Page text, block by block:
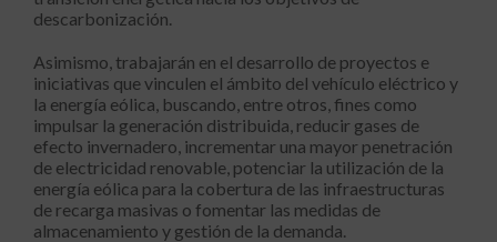
descarbonización.
Asimismo, trabajarán en el desarrollo de proyectos e
iniciativas que vinculen el ámbito del vehículo eléctrico y
la energía eólica, buscando, entre otros, fines como
impulsar la generación distribuida, reducir gases de
efecto invernadero, incrementar una mayor penetración
de electricidad renovable, potenciar la utilización de la
energía eólica para la cobertura de las infraestructuras
de recarga masivas o fomentar las medidas de
almacenamiento y gestión de la demanda.